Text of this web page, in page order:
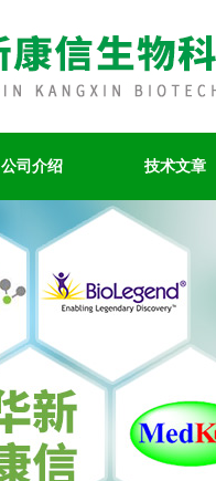
公司介绍 技术文章